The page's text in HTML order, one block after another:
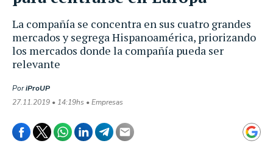
La compañía se concentra en sus cuatro grandes
mercados y segrega Hispanoamérica, priorizando
los mercados donde la compañía pueda ser
relevante
PoriProUP
27.11.2019 • 14:19hs • Empresas